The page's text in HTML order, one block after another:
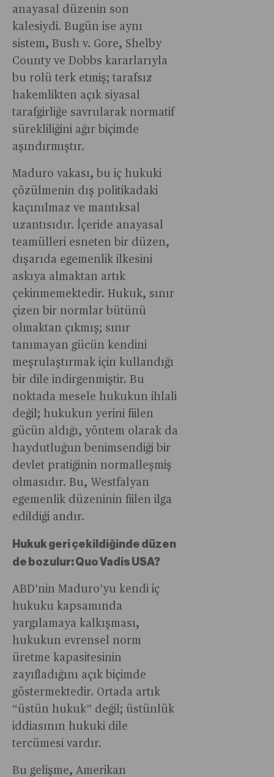
anayasal düzenin son
kalesiydi. Bugün ise aynı
sistem, Bush v. Gore, Shelby
County ve Dobbs kararlarıyla
bu rolü terk etmiş; tarafsız
hakemlikten açık siyasal
tarafgirliğe savrularak normatif
sürekliliğini ağır biçimde
aşındırmıştır.
Maduro vakası, bu iç hukuki
çözülmenin dış politikadaki
kaçınılmaz ve mantıksal
uzantısıdır. İçeride anayasal
teamülleri esneten bir düzen,
dışarıda egemenlik ilkesini
askıya almaktan artık
çekinmemektedir. Hukuk, sınır
çizen bir normlar bütünü
olmaktan çıkmış; sınır
tanımayan gücün kendini
meşrulaştırmak için kullandığı
bir dile indirgenmiştir. Bu
noktada mesele hukukun ihlali
değil; hukukun yerini fiilen
gücün aldığı, yöntem olarak da
haydutluğun benimsendiği bir
devlet pratiğinin normalleşmiş
olmasıdır. Bu, Westfalyan
egemenlik düzeninin fiilen ilga
edildiği andır.
Hukuk geri çekildiğinde düzen
de bozulur: Quo Vadis USA?
ABD’nin Maduro’yu kendi iç
hukuku kapsamında
yargılamaya kalkışması,
hukukun evrensel norm
üretme kapasitesinin
zayıfladığını açık biçimde
göstermektedir. Ortada artık
“üstün hukuk” değil; üstünlük
iddiasının hukuki dile
tercümesi vardır.
Bu gelişme, Amerikan